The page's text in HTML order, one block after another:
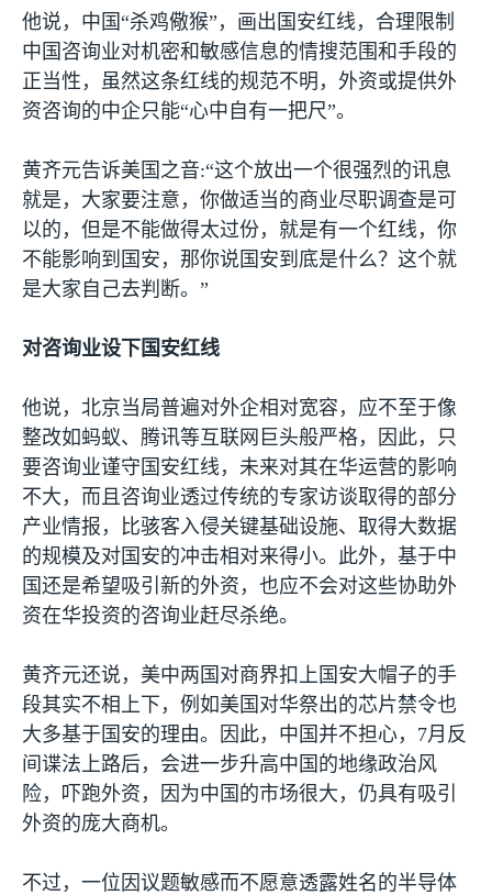
他说，中国“杀鸡儆猴”，画出国安红线，合理限制
中国咨询业对机密和敏感信息的情搜范围和手段的
正当性，虽然这条红线的规范不明，外资或提供外
资咨询的中企只能“心中自有一把尺”。
黄齐元告诉美国之音:“这个放出一个很强烈的讯息
就是，大家要注意，你做适当的商业尽职调查是可
以的，但是不能做得太过份，就是有一个红线，你
不能影响到国安，那你说国安到底是什么？这个就
是大家自己去判断。”
对咨询业设下国安红线
他说，北京当局普遍对外企相对宽容，应不至于像
整改如蚂蚁、腾讯等互联网巨头般严格，因此，只
要咨询业谨守国安红线，未来对其在华运营的影响
不大，而且咨询业透过传统的专家访谈取得的部分
产业情报，比骇客入侵关键基础设施、取得大数据
的规模及对国安的冲击相对来得小。此外，基于中
国还是希望吸引新的外资，也应不会对这些协助外
资在华投资的咨询业赶尽杀绝。
黄齐元还说，美中两国对商界扣上国安大帽子的手
段其实不相上下，例如美国对华祭出的芯片禁令也
大多基于国安的理由。因此，中国并不担心， 7月反
间谍法上路后，会进一步升高中国的地缘政治风
险，吓跑外资，因为中国的市场很大，仍具有吸引
外资的庞大商机。
不过，一位因议题敏感而不愿意透露姓名的半导体